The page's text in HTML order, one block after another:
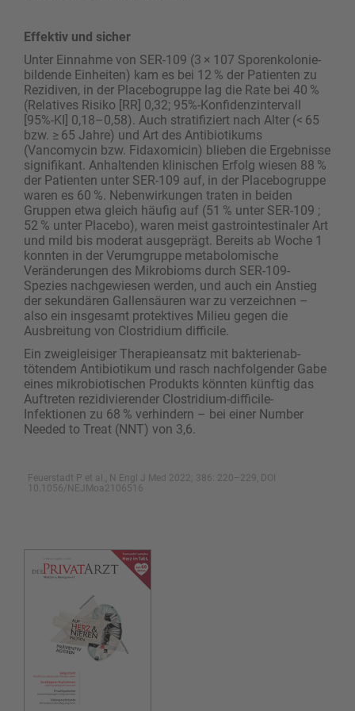
Effektiv und sicher
Unter Einnahme von SER-109 (3 × 107 Sporenkolonie-
bildende Einheiten) kam es bei 12 % der Patienten zu
Rezidiven, in der Placebogruppe lag die Rate bei 40 %
(Relatives Risiko [RR] 0,32; 95%-Konfidenzintervall
[95%-KI] 0,18–0,58). Auch stratifiziert nach Alter (< 65
bzw. ≥ 65 Jahre) und Art des Antibiotikums
(Vancomycin bzw. Fidaxomicin) blieben die Ergebnisse
signifikant. Anhaltenden klinischen Erfolg ­wiesen 88 %
der Patienten unter SER-109 auf, in der Placebogruppe
waren es 60 %. Nebenwirkungen traten in beiden
Gruppen etwa gleich häufig auf (51 % unter SER-109 ;
52 % unter Placebo), waren meist gastrointestinaler Art
und mild bis moderat ausgeprägt. Bereits ab Woche 1
konnten in der ­Verumgruppe metabolomische
Veränderungen des Mikrobioms durch SER-109-
Spezies nachgewiesen werden, und auch ein Anstieg
der sekundären Gallensäuren war zu verzeichnen –
also ein insgesamt protektives Milieu gegen die
Ausbreitung von Clostridium difficile.
Ein zweigleisiger Therapieansatz mit bakterienab­
tötendem Antibiotikum und rasch nachfolgender Gabe
eines mikrobiotischen Produkts könnten künftig das
Auftreten rezidivierender Clostridium-difficile-
Infektionen zu 68 % verhindern – bei einer Number
Needed to Treat (NNT) von 3,6.
Feuerstadt P et al., N Engl J Med 2022; 386: 220–229, DOI
10.1056/NEJMoa2106516